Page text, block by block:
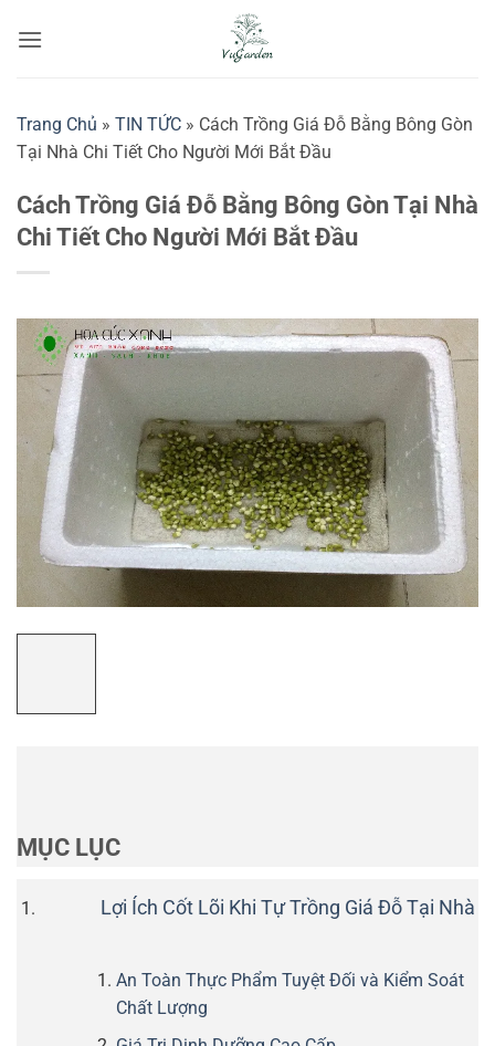
qua
Trang Chủ » TIN TỨC » Cách Trồng Giá Đỗ Bằng Bông Gòn
Tại Nhà Chi Tiết Cho Người Mới Bắt Đầu
Cách Trồng Giá Đỗ Bằng Bông Gòn Tại Nhà
Chi Tiết Cho Người Mới Bắt Đầu
MỤC LỤC
Lợi Ích Cốt Lõi Khi Tự Trồng Giá Đỗ Tại Nhà
An Toàn Thực Phẩm Tuyệt Đối và Kiểm Soát
Chất Lượng